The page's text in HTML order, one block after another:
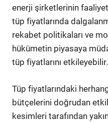
enerji şirketlerinin
tüp fiyatlarında
rekabet politikaları ve
hükümetin piyasaya
tüp fiyatlarını etkileyebilir.
Tüp fiyatlarındaki
bütçelerini doğrudan
kesimleri tarafından